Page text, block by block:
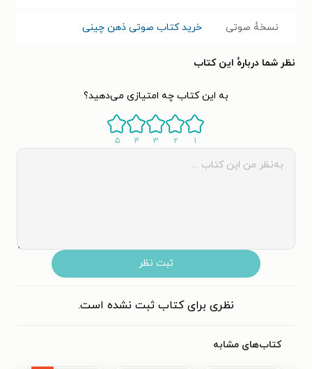
نسخۀ صوتی خرید کتاب صوتی ذهن چینی
نظر شما دربارهٔ این کتاب
به این کتاب چه امتیازی می‌دهید؟
۱ ۲ ۳ ۴ ۵
ثبت نظر
نظری برای کتاب ثبت نشده است.
کتاب‌های مشابه